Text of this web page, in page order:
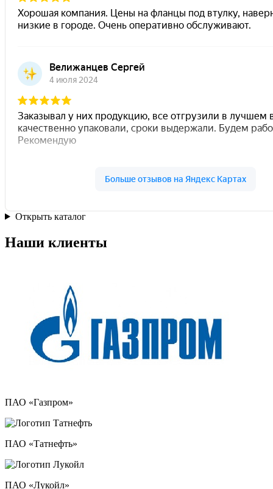
Открыть каталог
Наши клиенты
ПАО «Газпром»
ПАО «Татнефть»
ПАО «Лукойл»